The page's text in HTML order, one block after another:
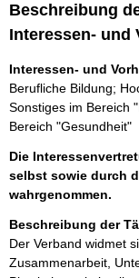
Beschreibung
Interessen- und
Interessen- und
Berufliche Bildung;
Sonstiges im Bereich
Bereich "Gesundheit"
Die
selbst sowie durch
wahrgenommen.
Beschreibung der
Der Verband widmet
Zusammenarbeit,